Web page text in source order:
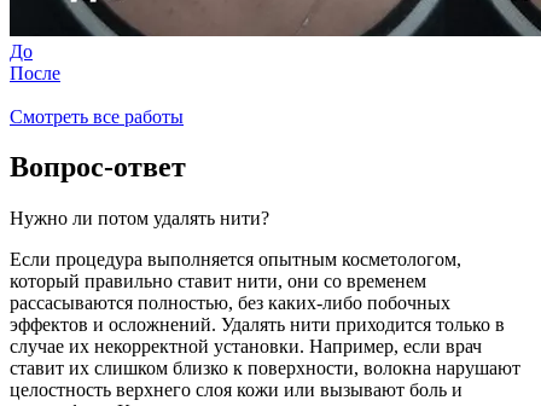
До
После
Смотреть все работы
Вопрос-ответ
Нужно ли потом удалять нити?
Если процедура выполняется опытным косметологом,
который правильно ставит нити, они со временем
рассасываются полностью, без каких-либо побочных
эффектов и осложнений. Удалять нити приходится только в
случае их некорректной установки. Например, если врач
ставит их слишком близко к поверхности, волокна нарушают
целостность верхнего слоя кожи или вызывают боль и